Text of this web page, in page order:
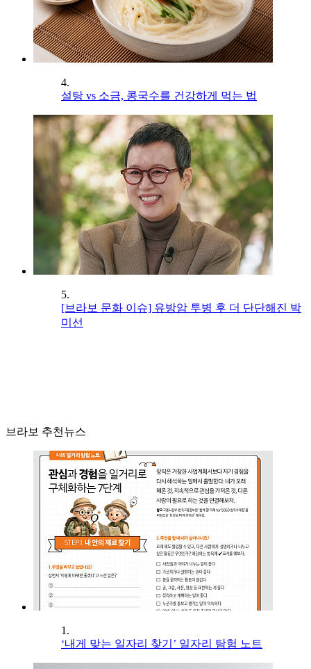
4.
설탕 vs 소금, 콩국수를 건강하게 먹는 법
5.
[브라보 문화 이슈] 유방암 투병 후 더 단단해진 박
미선
브라보 추천뉴스
1.
‘내게 맞는 일자리 찾기’ 일자리 탐험 노트